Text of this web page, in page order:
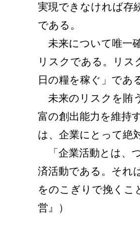
実現できなければ存
である。
未来について唯一
リスクである。リス
日の糧を稼ぐ」であ
未来のリスクを賄
富の創出能力を維持
は、企業にとって絶
「企業活動とは、
済活動である。それ
をのこぎりで挽くこ
営』）